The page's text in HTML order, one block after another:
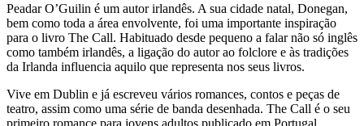
Peadar O’Guilin é um autor irlandês. A sua cidade natal, Donegan,
bem como toda a área envolvente, foi uma importante inspiração
para o livro The Call. Habituado desde pequeno a falar não só inglês
como também irlandês, a ligação do autor ao folclore e às tradições
da Irlanda influencia aquilo que representa nos seus livros.
Vive em Dublin e já escreveu vários romances, contos e peças de
teatro, assim como uma série de banda desenhada. The Call é o seu
primeiro romance para jovens adultos publicado em Portugal.